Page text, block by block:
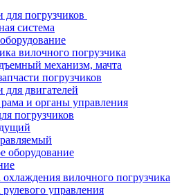
для погрузчиков
система
вилочного погрузчика
механизм, мачта
погрузчиков
для двигателей
и органы управления
погрузчиков
оборудование
вилочного погрузчика
управления